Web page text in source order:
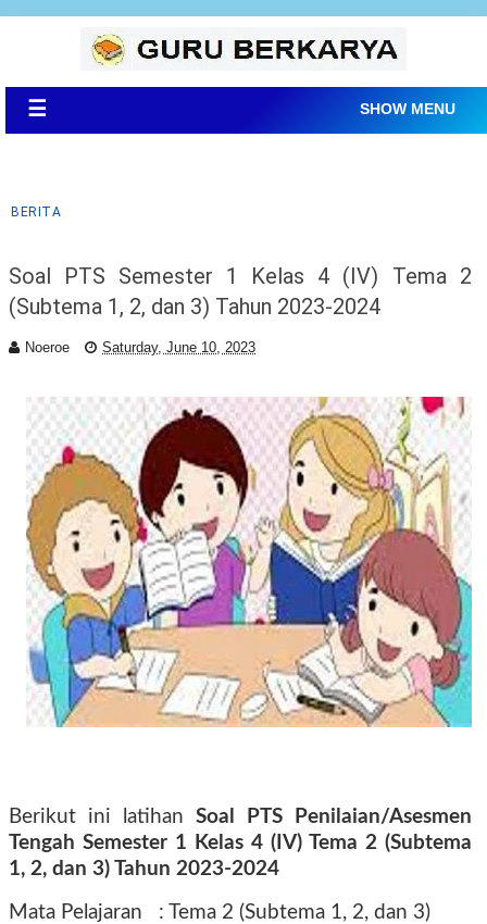
☰ SHOW MENU
BERITA
Soal PTS Semester 1 Kelas 4 (IV) Tema 2
(Subtema 1, 2, dan 3) Tahun 2023-2024
Noeroe Saturday, June 10, 2023
Berikut ini latihan Soal PTS Penilaian/Asesmen
Tengah Semester 1 Kelas 4 (IV) Tema 2 (Subtema
1, 2, dan 3) Tahun 2023-2024
Mata Pelajaran : Tema 2 (Subtema 1, 2, dan 3)